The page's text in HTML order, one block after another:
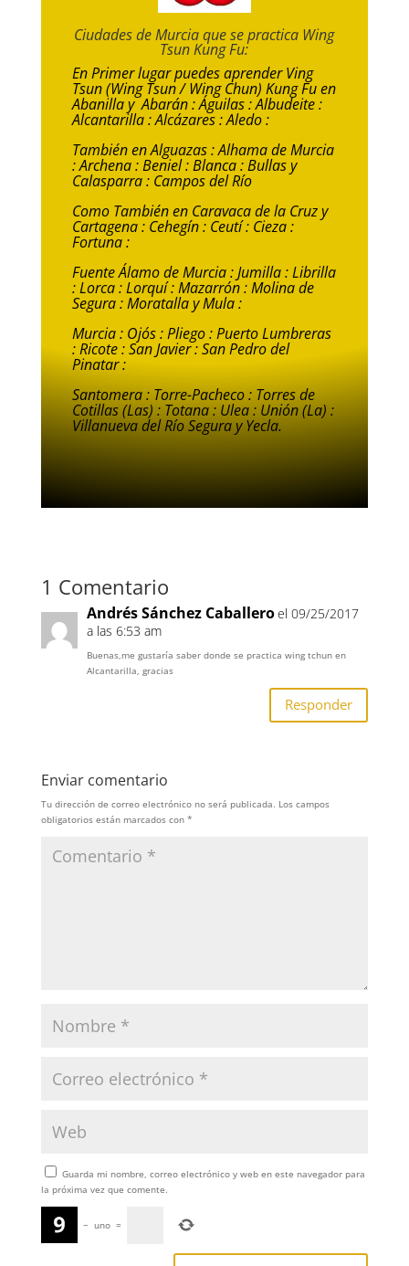
Ciudades de Murcia que se practica Wing
Tsun Kung Fu:
En Primer lugar puedes aprender Ving
Tsun (Wing Tsun / Wing Chun) Kung Fu en
Abanilla y Abarán : Águilas : Albudeite :
Alcantarilla : Alcázares : Aledo :
También en Alguazas : Alhama de Murcia
: Archena : Beniel : Blanca : Bullas y
Calasparra : Campos del Río
Como También en Caravaca de la Cruz y
Cartagena : Cehegín : Ceutí : Cieza :
Fortuna :
Fuente Álamo de Murcia : Jumilla : Librilla
: Lorca : Lorquí : Mazarrón : Molina de
Segura : Moratalla y Mula :
Murcia : Ojós : Pliego : Puerto Lumbreras
: Ricote : San Javier : San Pedro del
Pinatar :
Santomera : Torre-Pacheco : Torres de
Cotillas (Las) : Totana : Ulea : Unión (La) :
Villanueva del Río Segura y Yecla.
1 Comentario
Andrés Sánchez Caballeroel 09/25/2017
a las 6:53 am
Buenas,me gustaría saber donde se practica wing tchun en
Alcantarilla, gracias
Responder
Enviar comentario
Tu dirección de correo electrónico no será publicada. Los campos
obligatorios están marcados con *
Guarda mi nombre, correo electrónico y web en este navegador para
la próxima vez que comente.
− uno =